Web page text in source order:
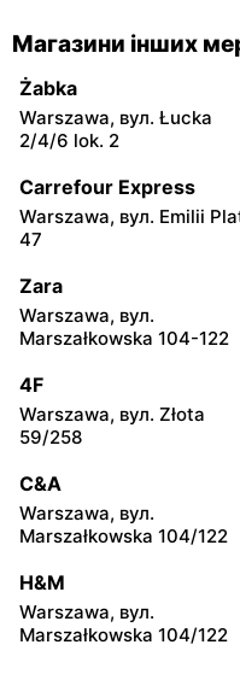
moje sklepy
Gorzyce, вул. Szkolna 44
moje sklepy
Jadachy, вул. Jadachy 111
moje sklepy
Kazimierza Wielka, вул.
Kolejowa 15
moje sklepy
Górki, вул. Górki 71
moje sklepy
Iwierzyce, вул. Iwierzyce
152A
moje sklepy
Hyżne, вул. Hyżne 100
moje sklepy
Niebylec, вул. Niebylec
Магазини інших
Żabka
Warszawa, вул. Łucka
2/4/6 lok. 2
Carrefour Express
Warszawa, вул. Emilii
47
Zara
Warszawa, вул.
Marszałkowska 104-122
4F
Warszawa, вул. Złota
59/258
C&A
Warszawa, вул.
Marszałkowska 104/122
H&M
Warszawa, вул.
Marszałkowska 104/122